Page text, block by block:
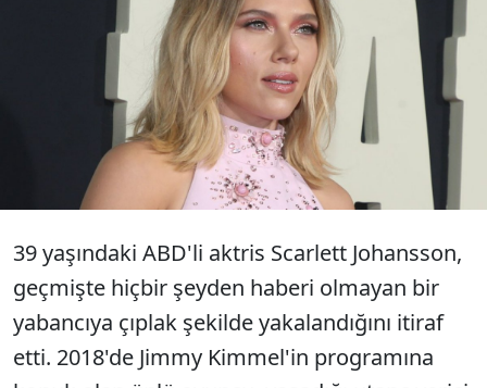
Dünyaca ünlü aktris Scarlett
Johansson, kişisel yaşamıyla ilgili son
derece özel bir bilgiyi kamuoyuyla
paylaştı.
39 yaşındaki ABD'li aktris Scarlett Johansson,
geçmişte hiçbir şeyden haberi olmayan bir
yabancıya çıplak şekilde yakalandığını itiraf
etti. 2018'de Jimmy Kimmel'in programına